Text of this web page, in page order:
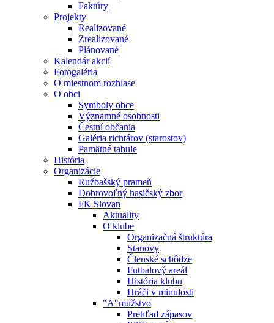
Faktúry
Projekty
Realizované
Zrealizované
Plánované
Kalendár akcií
Fotogaléria
O miestnom rozhlase
O obci
Symboly obce
Významné osobnosti
Čestní občania
Galéria richtárov (starostov)
Pamätné tabule
História
Organizácie
Ružbašský prameň
Dobrovoľný hasičský zbor
FK Slovan
Aktuality
O klube
Organizačná štruktúra
Stanovy
Členské schôdze
Futbalový areál
História klubu
Hráči v minulosti
"A"mužstvo
Prehľad zápasov